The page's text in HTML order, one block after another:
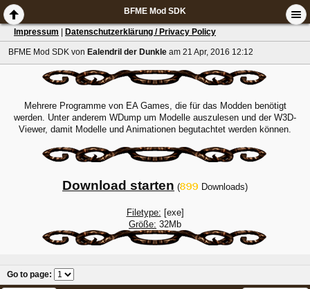
BFME Mod SDK
Impressum Datenschutzerklärung / Privacy Policy
BFME Mod SDK von Ealendril der Dunkle am 21 Apr, 2016 12:12
Mehrere Programme von EA Games, die für das Modden benötigt
werden. Unter anderem WDump um Modelle auszulesen und der W3D-
Viewer, damit Modelle und Animationen begutachtet werden können.
Download starten ( Downloads)
Filetype: [exe]
Größe: 32Mb
Go to page: